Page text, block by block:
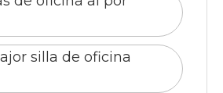
silla de oficina